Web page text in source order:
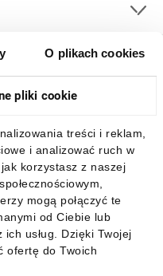
O plikach cookies
pliki cookie
treści i reklam,
i analizować ruch w
korzystasz z naszej
mogą połączyć te
od Ciebie lub
usług. Dzięki Twojej
ofertę do Twoich
mobilną: